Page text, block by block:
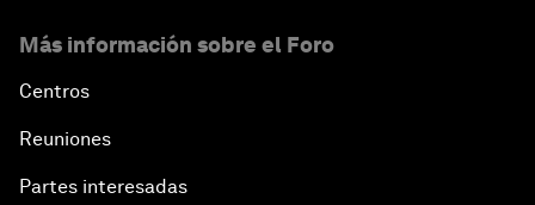
Más información sobre el Foro
Centros
Reuniones
Partes interesadas